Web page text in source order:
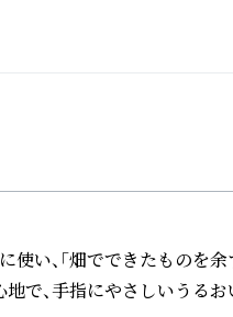
い、「畑でできたものを
、手指にやさしいうる